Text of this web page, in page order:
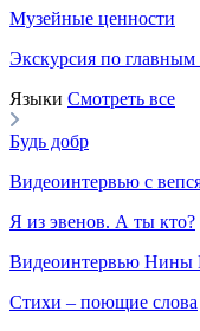
Музейные ценности
Экскурсия по главным
Языки Смотреть все
Будь добр
Видеоинтервью с
Я из эвенов. А ты кто?
Видеоинтервью Нины
Стихи – поющие слова